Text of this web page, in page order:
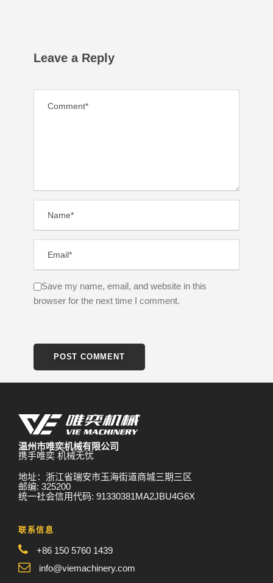
Leave a Reply
Save my name, email, and website in this
browser for the next time I comment.
温州市唯奕机械有限公司
携手唯奕 机械无忧
地址：浙江省瑞安市玉海街道商城三期三区
邮编: 325200
统一社会信用代码: 91330381MA2JBU4G6X
联系信息
+86 150 5760 1439
info@viemachinery.com